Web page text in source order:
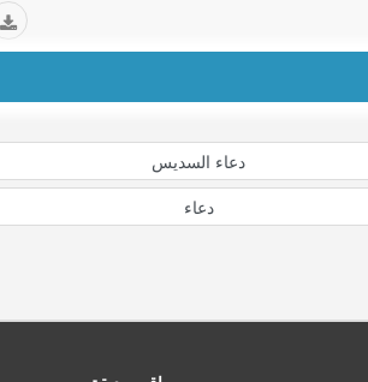
دعاء السديس
دعاء